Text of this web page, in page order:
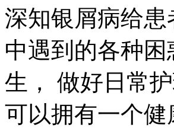
深知银屑病给
中遇到的各种
生， 做好日常
可以拥有一个健